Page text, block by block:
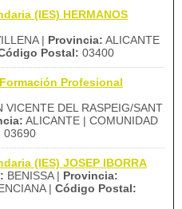
(IES) HERMANOS
| Provincia: ALICANTE
Postal: 03400
Profesional
VICENTE DEL RASPEIG/SANT
ALICANTE | COMUNIDAD
03690
(IES) JOSEP IBORRA
BENISSA | Provincia:
| Código Postal: